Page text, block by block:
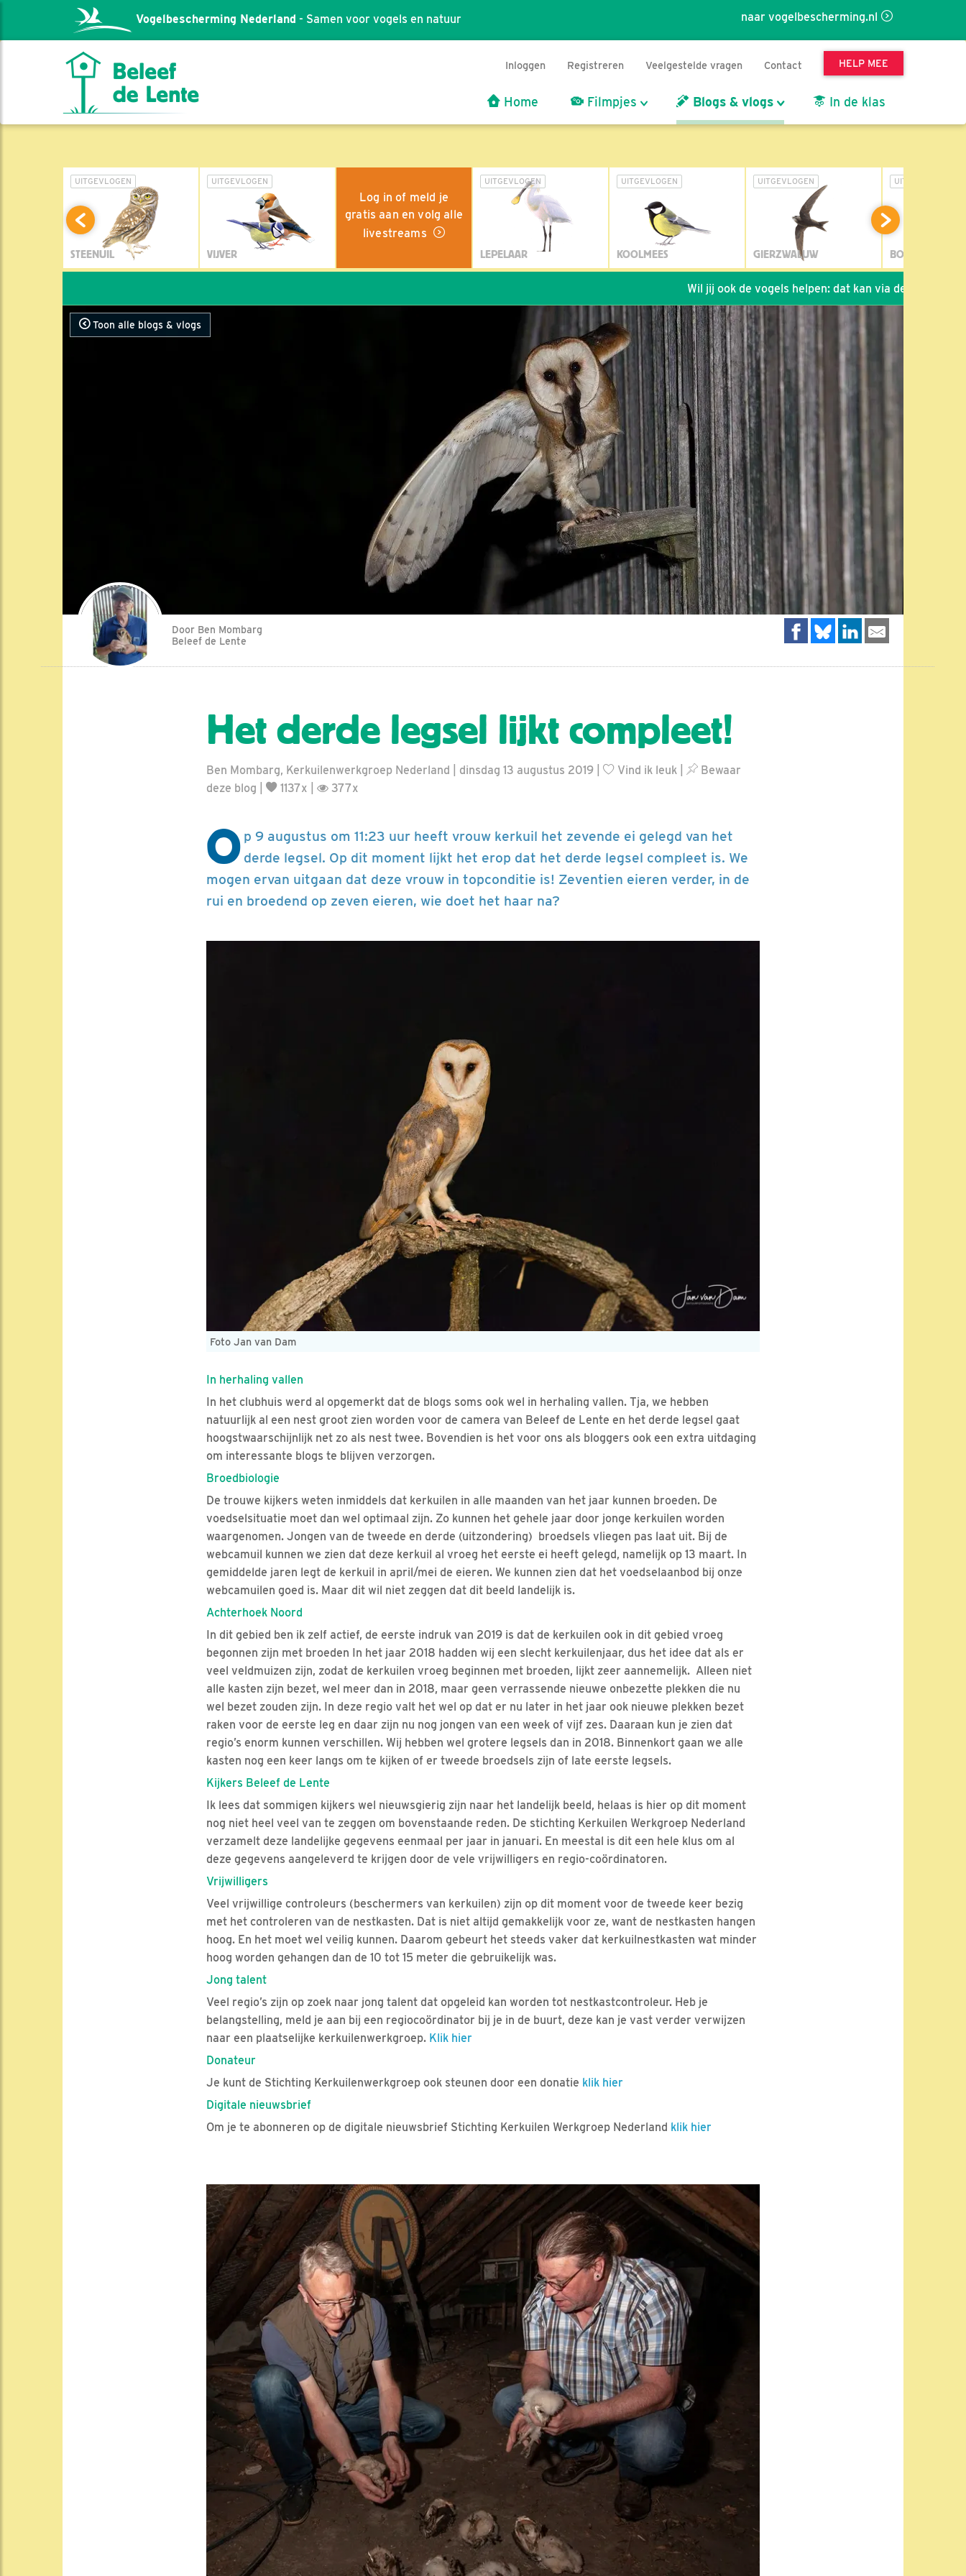
naar vogelbescherming.nl
Vogelbescherming Nederland - Samen voor vogels en natuur
Inloggen Registreren Veelgestelde vragen Contact HELP MEE
Home Filmpjes Blogs & vlogs In de klas
UITGEVLOGEN
STEENUIL
UITGEVLOGEN
VIJVER
Log in of meld je
gratis aan en volg alle
livestreams
UITGEVLOGEN
LEPELAAR
UITGEVLOGEN
KOOLMEES
UITGEVLOGEN
GIERZWALUW
UITGEVLOGEN
BOSUIL
Wil jij ook de vogels helpen: dat kan via de link! *
Toon alle blogs & vlogs
Door Ben Mombarg
Beleef de Lente
Het derde legsel lijkt compleet!
Ben Mombarg, Kerkuilenwerkgroep Nederland | dinsdag 13 augustus 2019 | Vind ik leuk
Bewaar
deze blog
1137x | 377x
O p 9 augustus om 11:23 uur heeft vrouw kerkuil het zevende ei gelegd van het
derde legsel. Op dit moment lijkt het erop dat het derde legsel compleet is. We
mogen ervan uitgaan dat deze vrouw in topconditie is! Zeventien eieren verder, in de
rui en broedend op zeven eieren, wie doet het haar na?
Foto Jan van Dam
In herhaling vallen
In het clubhuis werd al opgemerkt dat de blogs soms ook wel in herhaling vallen. Tja, we hebben
natuurlijk al een nest groot zien worden voor de camera van Beleef de Lente en het derde legsel gaat
hoogstwaarschijnlijk net zo als nest twee. Bovendien is het voor ons als bloggers ook een extra uitdaging
om interessante blogs te blijven verzorgen.
Broedbiologie
De trouwe kijkers weten inmiddels dat kerkuilen in alle maanden van het jaar kunnen broeden. De
voedselsituatie moet dan wel optimaal zijn. Zo kunnen het gehele jaar door jonge kerkuilen worden
waargenomen. Jongen van de tweede en derde (uitzondering) broedsels vliegen pas laat uit. Bij de
webcamuil kunnen we zien dat deze kerkuil al vroeg het eerste ei heeft gelegd, namelijk op 13 maart. In
gemiddelde jaren legt de kerkuil in april/mei de eieren. We kunnen zien dat het voedselaanbod bij onze
webcamuilen goed is. Maar dit wil niet zeggen dat dit beeld landelijk is.
Achterhoek Noord
In dit gebied ben ik zelf actief, de eerste indruk van 2019 is dat de kerkuilen ook in dit gebied vroeg
begonnen zijn met broeden In het jaar 2018 hadden wij een slecht kerkuilenjaar, dus het idee dat als er
veel veldmuizen zijn, zodat de kerkuilen vroeg beginnen met broeden, lijkt zeer aannemelijk. Alleen niet
alle kasten zijn bezet, wel meer dan in 2018, maar geen verrassende nieuwe onbezette plekken die nu
wel bezet zouden zijn. In deze regio valt het wel op dat er nu later in het jaar ook nieuwe plekken bezet
raken voor de eerste leg en daar zijn nu nog jongen van een week of vijf zes. Daaraan kun je zien dat
regio’s enorm kunnen verschillen. Wij hebben wel grotere legsels dan in 2018. Binnenkort gaan we alle
kasten nog een keer langs om te kijken of er tweede broedsels zijn of late eerste legsels.
Kijkers Beleef de Lente
Ik lees dat sommigen kijkers wel nieuwsgierig zijn naar het landelijk beeld, helaas is hier op dit moment
nog niet heel veel van te zeggen om bovenstaande reden. De stichting Kerkuilen Werkgroep Nederland
verzamelt deze landelijke gegevens eenmaal per jaar in januari. En meestal is dit een hele klus om al
deze gegevens aangeleverd te krijgen door de vele vrijwilligers en regio-coördinatoren.
Vrijwilligers
Veel vrijwillige controleurs (beschermers van kerkuilen) zijn op dit moment voor de tweede keer bezig
met het controleren van de nestkasten. Dat is niet altijd gemakkelijk voor ze, want de nestkasten hangen
hoog. En het moet wel veilig kunnen. Daarom gebeurt het steeds vaker dat kerkuilnestkasten wat minder
hoog worden gehangen dan de 10 tot 15 meter die gebruikelijk was.
Jong talent
Veel regio’s zijn op zoek naar jong talent dat opgeleid kan worden tot nestkastcontroleur. Heb je
belangstelling, meld je aan bij een regiocoördinator bij je in de buurt, deze kan je vast verder verwijzen
naar een plaatselijke kerkuilenwerkgroep. Klik hier
Donateur
Je kunt de Stichting Kerkuilenwerkgroep ook steunen door een donatie klik hier
Digitale nieuwsbrief
Om je te abonneren op de digitale nieuwsbrief Stichting Kerkuilen Werkgroep Nederland klik hier